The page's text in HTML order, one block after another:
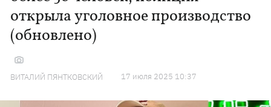
открыла уголовное производство
(обновлено)
ВИТАЛИЙ ПЯНТКОВСКИЙ 17 июля 2025 10:37